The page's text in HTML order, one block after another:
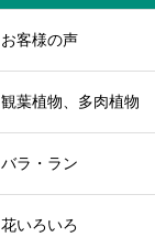
お客様の声
観葉植物、多肉植物
バラ・ラン
花いろいろ